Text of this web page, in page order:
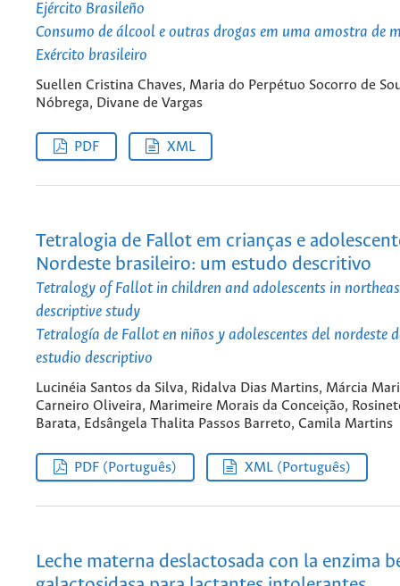
Ejército Brasileño
Consumo de álcool e outras drogas em uma amostra de
Exército brasileiro
Suellen Cristina Chaves, Maria do Perpétuo Socorro de
Nóbrega, Divane de Vargas
PDF XML
Tetralogia de Fallot em crianças e
Nordeste brasileiro: um estudo descritivo
Tetralogy of Fallot in children and adolescents in
descriptive study
Tetralogía de Fallot en niños y adolescentes del nordeste
estudio descriptivo
Lucinéia Santos da Silva, Ridalva Dias Martins, Márcia
Carneiro Oliveira, Marimeire Morais da Conceição,
Barata, Edsângela Thalita Passos Barreto, Camila Martins
PDF (Português) XML (Português)
Leche materna deslactosada con la enzima